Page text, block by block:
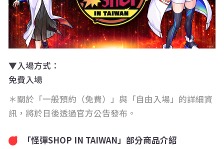
▼入場方式：
免費入場
＊關於「一般預約（免費）」與「自由入場」的詳細資
訊，將於日後透過官方公告發布。
「怪彈SHOP IN TAIWAN」部分商品介紹